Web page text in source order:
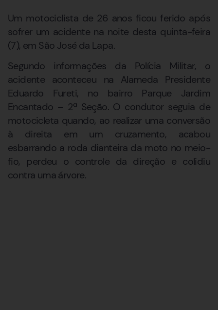
Um motociclista de 26 anos ficou ferido após
sofrer um acidente na noite desta quinta-feira
(7), em São José da Lapa.
Segundo informações da Polícia Militar, o
acidente aconteceu na Alameda Presidente
Eduardo Fureti, no bairro Parque Jardim
Encantado – 2ª Seção. O condutor seguia de
motocicleta quando, ao realizar uma conversão
à direita em um cruzamento, acabou
esbarrando a roda dianteira da moto no meio-
fio, perdeu o controle da direção e colidiu
contra uma árvore.